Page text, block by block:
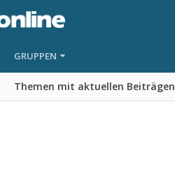
Themen mit aktuellen Beiträgen
GRUPPEN